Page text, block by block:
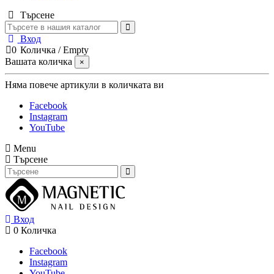
Търсене
Вход
0 Количка /Empty
Вашата количка
×
Няма повече артикули в количката ви
Facebook
Instagram
YouTube
Menu
Търсене
Вход
0 Количка
Facebook
Instagram